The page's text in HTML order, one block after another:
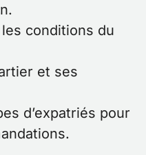
conditions du
et ses
d’expatriés pour